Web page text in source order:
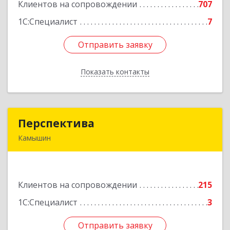
Клиентов на сопровождении
707
1С:Специалист
7
Отправить заявку
Показать контакты
Отправить заявку
Назад
Перспектива
Камышин
Клиентов на сопровождении
215
1С:Специалист
3
Отправить заявку
Отправить заявку